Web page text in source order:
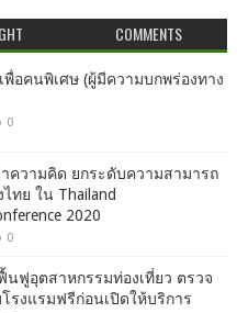
COMMENTS
พื่อคนพิเศษ (ผู้มีความบกพร่องทาง
0
ความคิด ยกระดับความสามารถ
ทย ใน Thailand
2020
0
ฟูอุตสาหกรรมท่องเที่ยว ตรวจ
รงแรมฟรีก่อนเปิดให้บริการ